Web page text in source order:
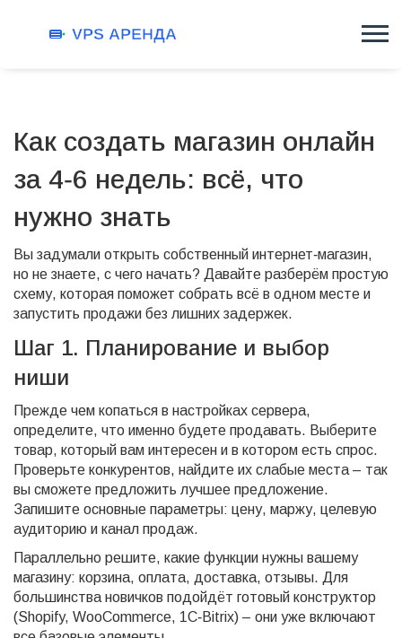
Как создать магазин онлайн
за 4‑6 недель: всё, что
нужно знать
Вы задумали открыть собственный интернет‑магазин,
но не знаете, с чего начать? Давайте разберём простую
схему, которая поможет собрать всё в одном месте и
запустить продажи без лишних задержек.
Шаг 1. Планирование и выбор
ниши
Прежде чем копаться в настройках сервера,
определите, что именно будете продавать. Выберите
товар, который вам интересен и в котором есть спрос.
Проверьте конкурентов, найдите их слабые места – так
вы сможете предложить лучшее предложение.
Запишите основные параметры: цену, маржу, целевую
аудиторию и канал продаж.
Параллельно решите, какие функции нужны вашему
магазину: корзина, оплата, доставка, отзывы. Для
большинства новичков подойдёт готовый конструктор
(Shopify, WooCommerce, 1C‑Bitrix) – они уже включают